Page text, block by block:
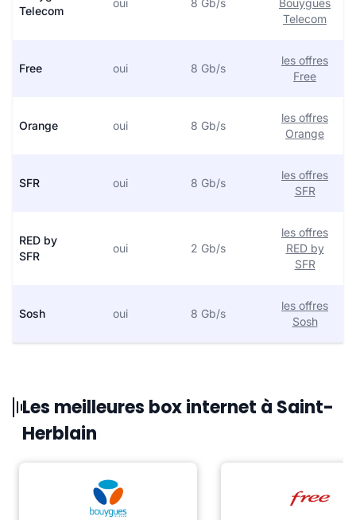
Telecom
oui 8 Gb/s
Bouygues
Telecom
Free oui 8 Gb/s
les offres
Free
Orange oui 8 Gb/s
les offres
Orange
SFR oui 8 Gb/s
les offres
SFR
RED by
SFR
oui 2 Gb/s
les offres
RED by
SFR
Sosh oui 8 Gb/s
les offres
Sosh
Les meilleures box internet à Saint-
Herblain